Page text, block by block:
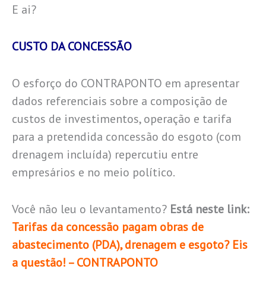
E ai?
CUSTO DA CONCESSÃO
O esforço do CONTRAPONTO em apresentar
dados referenciais sobre a composição de
custos de investimentos, operação e tarifa
para a pretendida concessão do esgoto (com
drenagem incluída) repercutiu entre
empresários e no meio político.
Você não leu o levantamento? Está neste link:
Tarifas da concessão pagam obras de
abastecimento (PDA), drenagem e esgoto? Eis
a questão! – CONTRAPONTO